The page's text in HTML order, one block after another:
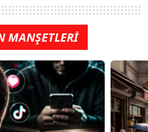
MANŞETLERİ